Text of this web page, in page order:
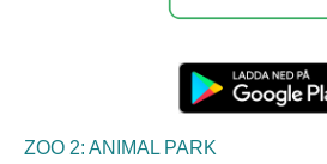
ZOO 2: ANIMAL PARK